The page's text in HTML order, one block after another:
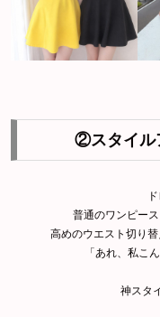
②スタイル
普通のワンピー
高めのウエスト切り
「あれ、私こ
神スタ